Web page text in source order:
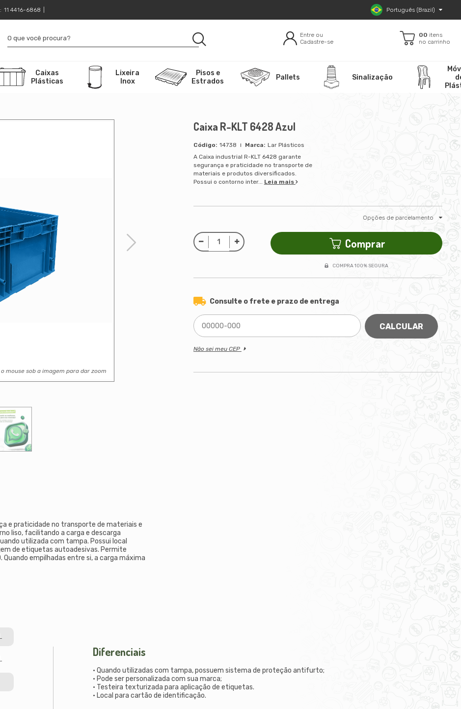
11 4416-6868 Português (Brazil)
Entre ou
Cadastre-se
00 itens
no carrinho
Caixas
Plásticas
Lixeira
Inox
Pisos e
Estrados
Pallets Sinalização
mouse sob a imagem para dar zoom
Caixa R-KLT 6428 Azul
14738
Lar Plásticos
A Caixa industrial R-KLT 6428 garante
segurança e praticidade no transporte de
materiais e produtos diversificados.
Possui o contorno inter... Leia mais
Opções de parcelamento
Comprar
COMPRA 100% SEGURA
Consulte o frete e prazo de entrega
CALCULAR
Não sei meu CEP
e praticidade no transporte de materiais e
liso, facilitando a carga e descarga
utilizada com tampa. Possui local
de etiquetas autoadesivas. Permite
empilhadas entre si, a carga máxima
Diferenciais
• Quando utilizadas com tampa, possuem sistema de proteção antifurto;
• Pode ser personalizada com sua marca;
• Testeira texturizada para aplicação de etiquetas.
• Local para cartão de identificação.